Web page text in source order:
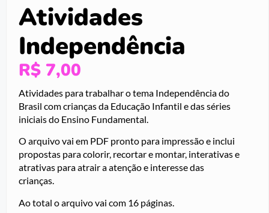
Atividades
Independência
R$ 7,00
Atividades para trabalhar o tema Independência do
Brasil com crianças da Educação Infantil e das séries
iniciais do Ensino Fundamental.
O arquivo vai em PDF pronto para impressão e inclui
propostas para colorir, recortar e montar, interativas e
atrativas para atrair a atenção e interesse das
crianças.
Ao total o arquivo vai com 16 páginas.